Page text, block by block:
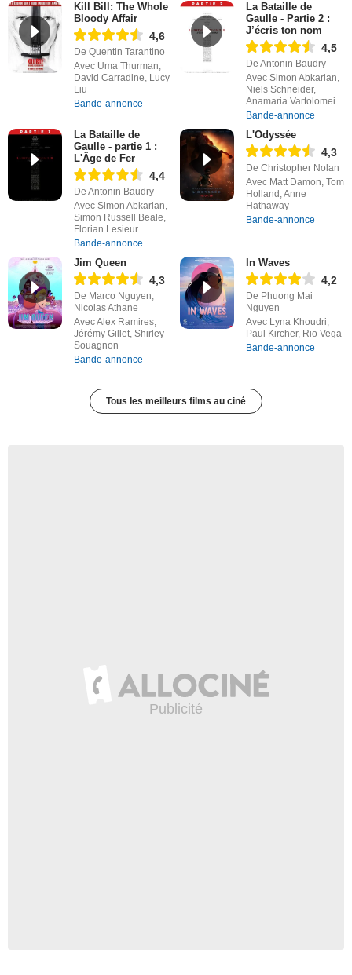
Kill Bill: The Whole
Bloody Affair
4,6
De Quentin Tarantino
Avec Uma Thurman,
David Carradine, Lucy
Liu
Bande-annonce
La Bataille de
Gaulle - Partie 2 :
J’écris ton nom
4,5
De Antonin Baudry
Avec Simon Abkarian,
Niels Schneider,
Anamaria Vartolomei
Bande-annonce
La Bataille de
Gaulle - partie 1 :
L'Âge de Fer
4,4
De Antonin Baudry
Avec Simon Abkarian,
Simon Russell Beale,
Florian Lesieur
Bande-annonce
L'Odyssée
4,3
De Christopher Nolan
Avec Matt Damon, Tom
Holland, Anne
Hathaway
Bande-annonce
Jim Queen
4,3
De Marco Nguyen,
Nicolas Athane
Avec Alex Ramires,
Jérémy Gillet, Shirley
Souagnon
Bande-annonce
In Waves
4,2
De Phuong Mai
Nguyen
Avec Lyna Khoudri,
Paul Kircher, Rio Vega
Bande-annonce
Tous les meilleurs films au ciné